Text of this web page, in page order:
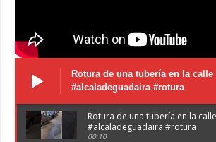
Rotura de una tubería en la calle
#alcaladeguadaira #rotura
Rotura de una tubería en la
#alcaladeguadaira #rotura
00:10